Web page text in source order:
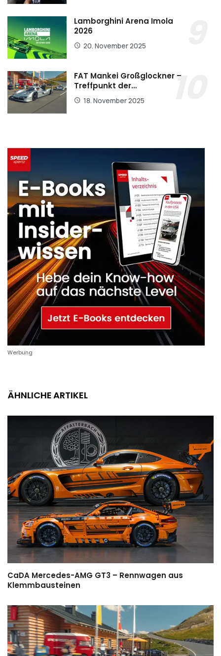
Lamborghini Arena Imola
2026
20. November 2025
FAT Mankei Großglockner –
Treffpunkt der…
18. November 2025
Werbung
ÄHNLICHE ARTIKEL
CaDA Mercedes-AMG GT3 – Rennwagen aus
Klemmbausteinen